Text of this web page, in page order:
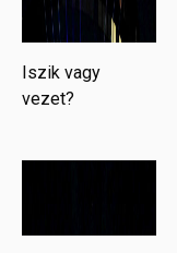
Iszik vagy
vezet?